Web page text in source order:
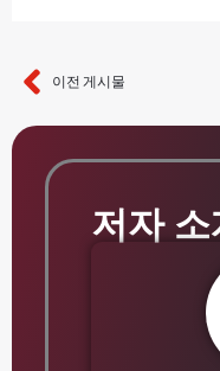
이전
이전 게시물
저자 소